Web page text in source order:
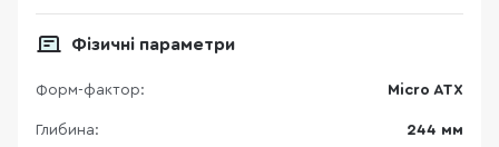
Фізичні параметри
Форм-фактор: Micro ATX
Глибина: 244 мм